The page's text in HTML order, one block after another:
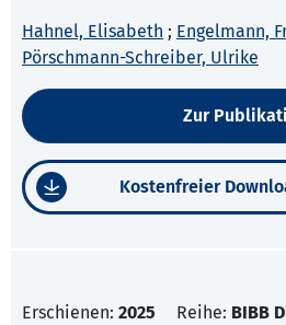
Hahnel, Elisabeth ; Engelmann,
Pörschmann-Schreiber, Ulrike
Zur
Kostenfreier
Erschienen: 2025 Reihe: BIBB